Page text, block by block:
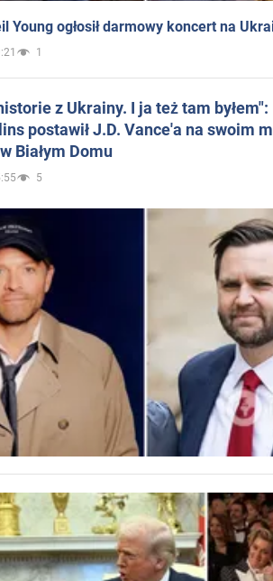
Young ogłosił darmowy koncert na
1
z Ukrainy. I ja też tam
postawił J.D. Vance'a na swoim
Białym Domu
5